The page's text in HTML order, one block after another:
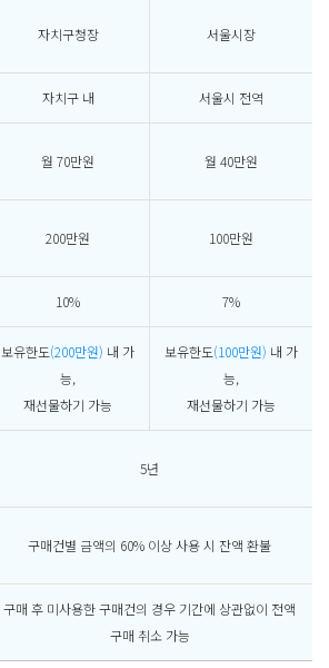
자치구청장 서울시장
자치구 내 서울시 전역
월 70만원 월 40만원
200만원 100만원
10% 7%
보유한도(200만원) 내 가
능,
재선물하기 가능
보유한도(100만원) 내 가
능,
재선물하기 가능
5년
구매건별 금액의 60% 이상 사용 시 잔액 환불
구매 후 미사용한 구매건의 경우 기간에 상관없이 전액
구매 취소 가능